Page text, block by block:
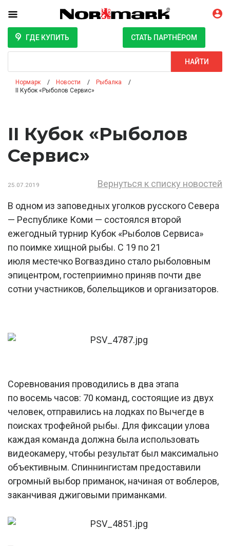
ГДЕ КУПИТЬ СТАТЬ ПАРТНЁРОМ
НАЙТИ
Нормарк Новости
Рыбалка
II Кубок «Рыболов Сервис»
II Кубок «Рыболов
Сервис»
25.07.2019 Вернуться к списку новостей
В одном из заповедных уголков русского Севера
— Республике Коми — состоялся второй
ежегодный турнир Кубок «Рыболов Сервиса»
по поимке хищной рыбы. С 19 по 21
июля местечко Вогваздино стало рыболовным
эпицентром, гостеприимно приняв почти две
сотни участников, болельщиков и организаторов.
Соревнования проводились в два этапа
по восемь часов: 70 команд, состоящие из двух
человек, отправились на лодках по Вычегде в
поисках трофейной рыбы. Для фиксации улова
каждая команда должна была использовать
видеокамеру, чтобы результат был максимально
объективным. Спиннингистам предоставили
огромный выбор приманок, начиная от воблеров,
заканчивая джиговыми приманками.